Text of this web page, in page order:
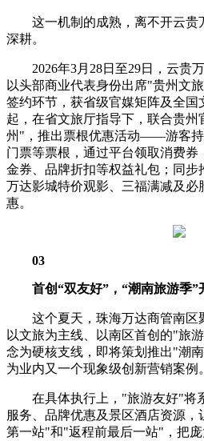
这一机制的成熟，离不开云
深耕。
2026年3月28日至29日，云贵
以头部商业代表身份出席"贵州文
签约环节，获省级官媒矩阵及全国
起，在省文旅厅指导下，联合贵
州"，推出票根优惠活动——游客持
门票等票根，通过平台领取消费
金券、品牌折扣等权益礼包；同
万达影城特价观影、三福满减及
惠。
03
首创“双友好”，“潮南旅游季
这个夏天，珠海万达商管南区
以文旅为主线、以南区首创的"旅
念为硬核支线，即将策划推出"潮
为业内又一个现象级创新营销案例。
在具体执行上，"旅游友好"将
服务、品牌优惠及景区酒店资源
第一站"和"返程前最后一站"，把